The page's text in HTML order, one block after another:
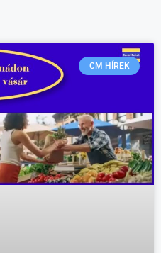
CM HÍREK